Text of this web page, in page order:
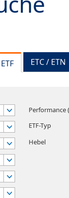
ETF ETC / ETN
Performance
ETF-Typ
Hebel